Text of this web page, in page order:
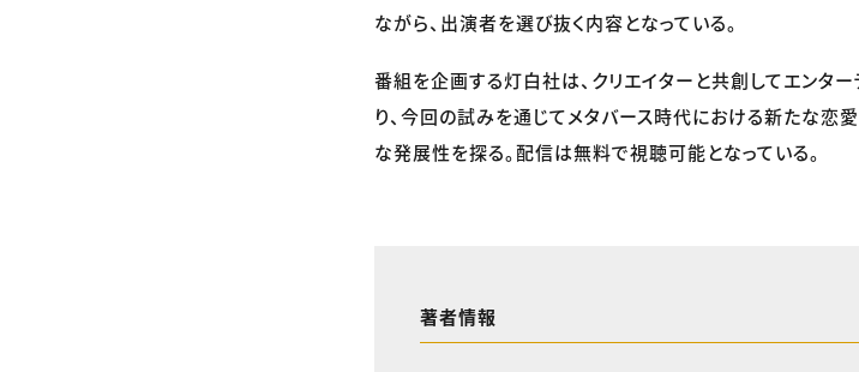
ながら、出演者を選び抜く内容となっている。
番組を企画する灯白社は、クリエイターと共創してエンタ
り、今回の試みを通じてメタバース時代における新たな恋
な発展性を探る。配信は無料で視聴可能となっている。
著者情報